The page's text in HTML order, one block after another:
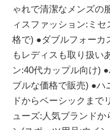
ゃれで清潔なメンズの
ィスファッション:ミ
格で) ●ダブルフォーカ
もレディスも取り扱い
ン:40代カップル向け)
ブルな価格で販売) ●ハ
ドからベーシックまで
ューズ:人気ブランド